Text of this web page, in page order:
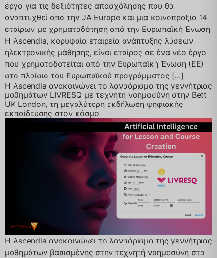
έργο για τις δεξιότητες απασχόλησης που θα
αναπτυχθεί από την JA Europe και μια κοινοπραξία 14
εταίρων με χρηματοδότηση από την Ευρωπαϊκή Ένωση
Η Ascendia, κορυφαία εταιρεία ανάπτυξης λύσεων
ηλεκτρονικής μάθησης, είναι εταίρος σε ένα νέο έργο
που χρηματοδοτείται από την Ευρωπαϊκή Ένωση (ΕΕ)
στο πλαίσιο του Ευρωπαϊκού προγράμματος [...]
Η Ascendia ανακοινώνει το λανσάρισμα της γεννήτριας
μαθημάτων LIVRESQ με τεχνητή νοημοσύνη στην Bett
UK London, τη μεγαλύτερη εκδήλωση ψηφιακής
εκπαίδευσης στον κόσμο
Η Ascendia ανακοινώνει το λανσάρισμα της γεννήτριας
μαθημάτων βασισμένης στην τεχνητή νοημοσύνη στο